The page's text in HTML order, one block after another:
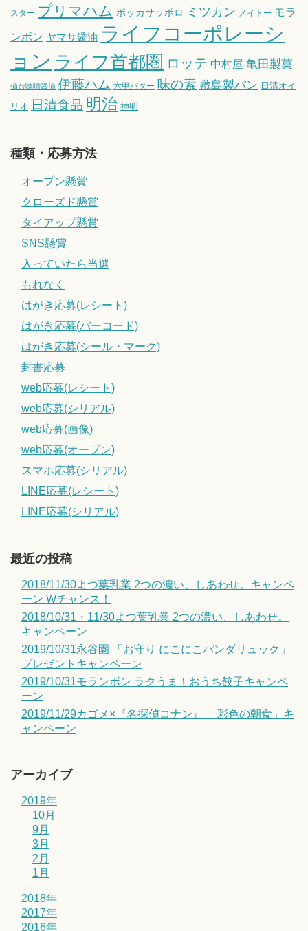
スター プリマハム ポッカサッポロ ミツカン メイトー モラ
ンボン ヤマサ醤油 ライフコーポレーシ
ョン ライフ首都圏 ロッテ 中村屋 亀田製菓
仙台味噌醤油 伊藤ハム 六甲バター 味の素 敷島製パン 日清オイ
リオ 日清食品 明治 神明
種類・応募方法
オープン懸賞
クローズド懸賞
タイアップ懸賞
SNS懸賞
入っていたら当選
もれなく
はがき応募(レシート)
はがき応募(バーコード)
はがき応募(シール・マーク)
封書応募
web応募(レシート)
web応募(シリアル)
web応募(画像)
web応募(オープン)
スマホ応募(シリアル)
LINE応募(レシート)
LINE応募(シリアル)
最近の投稿
2018/11/30よつ葉乳業 2つの濃い、しあわせ。キャンペ
ーン Wチャンス！
2018/10/31・11/30よつ葉乳業 2つの濃い、しあわせ。
キャンペーン
2019/10/31永谷園 「お守り にこにこパンダリュック」
プレゼントキャンペーン
2019/10/31モランボン ラクうま！おうち餃子キャンペ
ーン
2019/11/29カゴメ×『名探偵コナン』「 彩色の朝食」キ
ャンペーン
アーカイブ
2019年
10月
9月
3月
2月
1月
2018年
2017年
2016年